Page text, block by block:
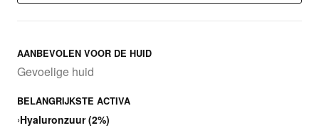
AANBEVOLEN VOOR DE HUID
Gevoelige huid
BELANGRIJKSTE ACTIVA
›Hyaluronzuur (2%)